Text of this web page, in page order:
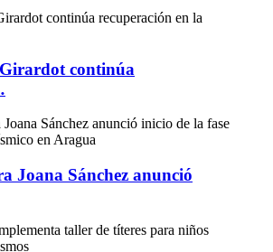
continúa
Joana Sánchez anunció